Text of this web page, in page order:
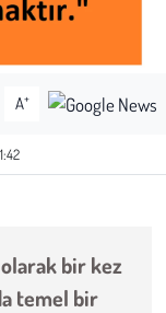
A+
olarak bir kez
temel bir